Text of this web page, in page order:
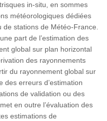
in-situ, en sommes
météorologiques dédiées
stations de Météo-France.
part de l’estimation des
global sur plan horizontal
des rayonnements
du rayonnement global sur
des erreurs d’estimation
de validation ou des
en outre l’évaluation des
estimations de